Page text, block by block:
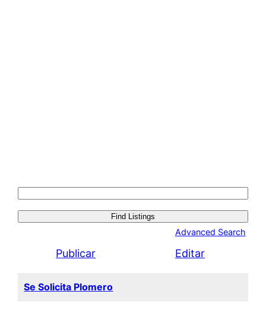
Search
for:
Advanced Search
Publicar Editar
Se Solicita Plomero